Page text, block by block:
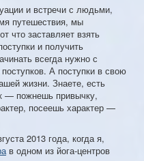
и встречи с людьми,
путешествия, мы
что заставляет взять
и получить
всегда нужно с
А поступки в свою
жизни. Знаете, есть
— пожнешь привычку,
посеешь характер —
2013 года, когда я,
в одном из йога-центров